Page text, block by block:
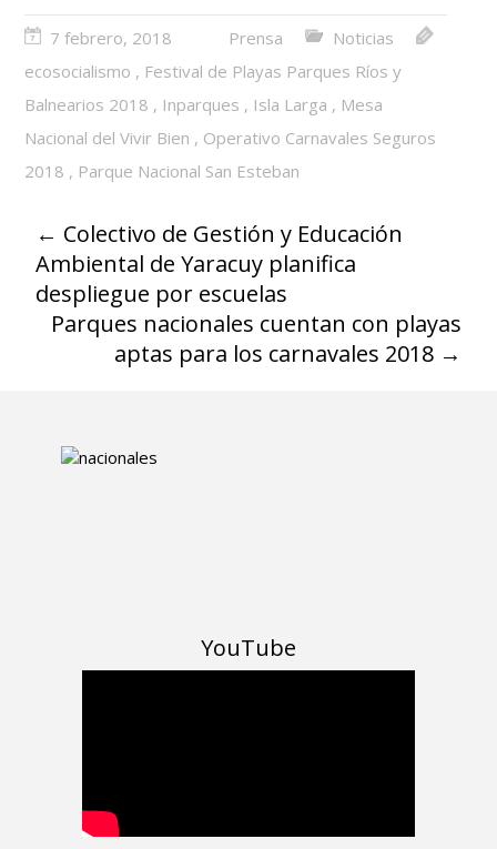
7 febrero, 2018 Prensa
Noticias
ecosocialismo , Festival de Playas Parques Ríos y
Balnearios 2018 , Inparques , Isla Larga , Mesa
Nacional del Vivir Bien , Operativo Carnavales Seguros
2018 , Parque Nacional San Esteban
← Colectivo de Gestión y Educación
Ambiental de Yaracuy planifica
despliegue por escuelas
Parques nacionales cuentan con playas
aptas para los carnavales 2018 →
YouTube